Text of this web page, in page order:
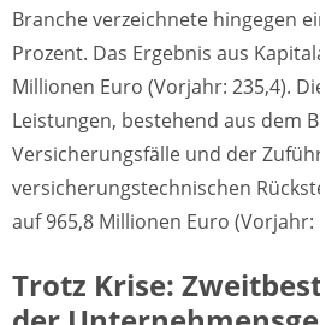
Branche verzeichnete hingegen
Prozent. Das Ergebnis aus
Millionen Euro (Vorjahr: 235,4).
Leistungen, bestehend aus dem
Versicherungsfälle und der
versicherungstechnischen
auf 965,8 Millionen Euro (Vorjahr:
Trotz Krise: